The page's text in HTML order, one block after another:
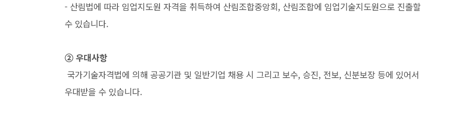
- 산림법에 따라 임업지도원 자격을 취득하여 산림조합중앙회, 산림조합에 임업기술지도원으로 진출할
수 있습니다.
➁ 우대사항
국가기술자격법에 의해 공공기관 및 일반기업 채용 시 그리고 보수, 승진, 전보, 신분보장 등에 있어서
우대받을 수 있습니다.